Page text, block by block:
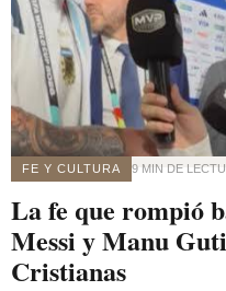
FE Y CULTURA 9 MIN DE
La fe que rompió
Messi y Manu
Cristianas